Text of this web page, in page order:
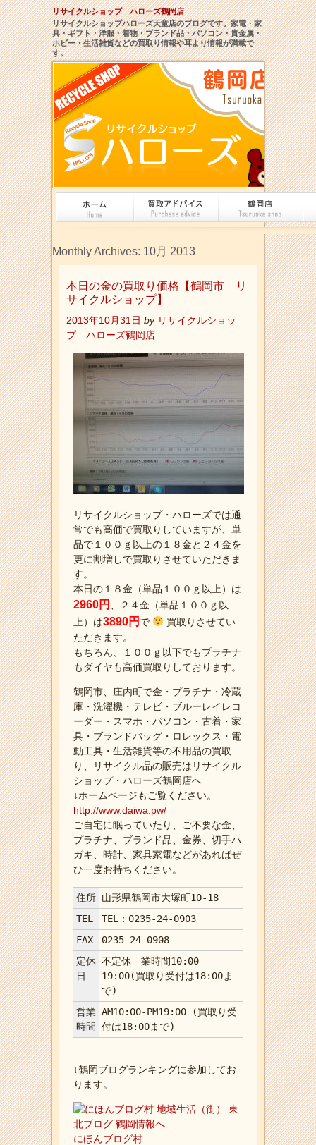
リサイクルショップ ハローズ鶴岡店
リサイクルショップハローズ天童店のブログです。家電・家
具・ギフト・洋服・着物・ブランド品・パソコン・貴金属・
ホビー・生活雑貨などの買取り情報や耳より情報が満載で
す。
Monthly Archives: 10月 2013
本日の金の買取り価格【鶴岡市 リ
サイクルショップ】
2013年10月31日 by リサイクルショッ
プ ハローズ鶴岡店
リサイクルショップ・ハローズでは通
常でも高価で買取りしていますが、単
品で１００ｇ以上の１８金と２４金を
更に割増しで買取りさせていただきま
す。
本日の１８金（単品１００ｇ以上）は
2960円
、２４金（単品１００ｇ以
上）は3890円 で
買取りさせてい
ただきます。
もちろん、１００ｇ以下でもプラチナ
もダイヤも高価買取りしております。
鶴岡市、庄内町で金・プラチナ・冷蔵
庫・洗濯機・テレビ・ブルーレイレコ
ーダー・スマホ・パソコン・古着・家
具・ブランドバッグ・ロレックス・電
動工具・生活雑貨等の不用品の買取
り、リサイクル品の販売はリサイクル
ショップ・ハローズ鶴岡店へ
↓ホームページもご覧ください。
http://www.daiwa.pw/
ご自宅に眠っていたり、ご不要な金、
プラチナ、ブランド品、金券、切手ハ
ガキ、時計、家具家電などがあればぜ
ひ一度お持ちください。
住所 山形県鶴岡市大塚町10-18
TEL
TEL：0235-24-0903
FAX
0235-24-0908
定休
日
不定休 業時間10:00-
19:00(買取り受付は18:00ま
で)
営業
時間
AM10:00-PM19:00 (買取り受
付は18:00まで)
↓鶴岡ブログランキングに参加してお
ります。
にほんブログ村